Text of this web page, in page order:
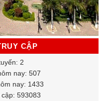
CẬP
2
nay: 507
nay: 1433
593083